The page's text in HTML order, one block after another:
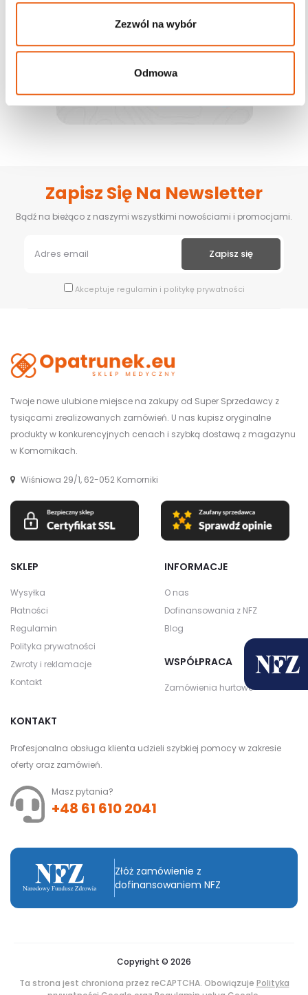
Zezwól na wybór
Odmowa
Zapisz Się Na Newsletter
Bądź na bieżąco z naszymi wszystkimi nowościami i promocjami.
Akceptuje regulamin i politykę prywatności
Twoje nowe ulubione miejsce na zakupy od Super Sprzedawcy z
tysiącami zrealizowanych zamówień. U nas kupisz oryginalne
produkty w konkurencyjnych cenach i szybką dostawą z magazynu
w Komornikach.
Wiśniowa 29/1, 62-052 Komorniki
SKLEP
Wysyłka
Płatności
Regulamin
Polityka prywatności
Zwroty i reklamacje
Kontakt
INFORMACJE
O nas
Dofinansowania z NFZ
Blog
WSPÓŁPRACA
Zamówienia hurtowe
KONTAKT
Profesjonalna obsługa klienta udzieli szybkiej pomocy w zakresie
oferty oraz zamówień.
Masz pytania?
+48 61 610 2041
Złóż zamówienie z
dofinansowaniem NFZ
Copyright © 2026
Ta strona jest chroniona przez reCAPTCHA. Obowiązuje Polityka